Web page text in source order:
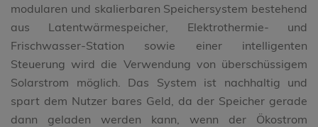
modularen und skalierbaren Speichersystem bestehend
aus Latentwärmespeicher, Elektrothermie- und
Frischwasser-Station sowie einer intelligenten
Steuerung wird die Verwendung von überschüssigem
Solarstrom möglich. Das System ist nachhaltig und
spart dem Nutzer bares Geld, da der Speicher gerade
dann geladen werden kann, wenn der Ökostrom